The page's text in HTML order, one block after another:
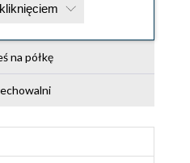
na półkę